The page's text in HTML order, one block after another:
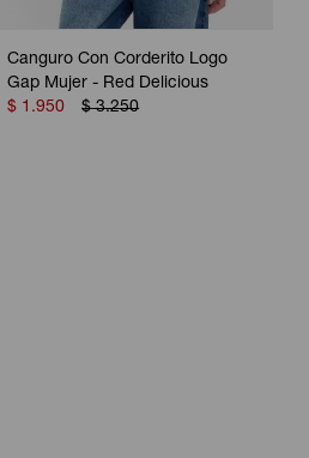
Canguro Con Corderito Logo
Gap Mujer - Red Delicious
$ 1.950 $ 3.250